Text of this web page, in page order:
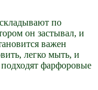
по
он застывал, и
важен
легко мыть, и
фарфоровые